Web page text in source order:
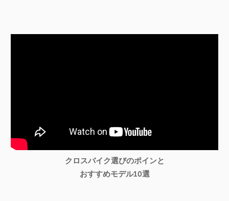
クロスバイク選びのポインと
おすすめモデル10選